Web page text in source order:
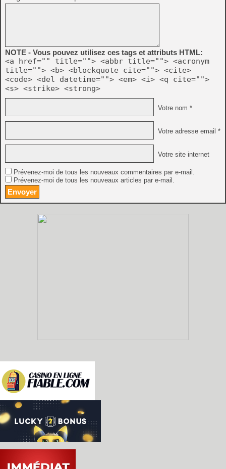
NOTE - Vous pouvez utilisez ces tags et attributs HTML:
<a href="" title=""> <abbr title=""> <acronym
title=""> <b> <blockquote cite=""> <cite>
<code> <del datetime=""> <em> <i> <q cite="">
<s> <strike> <strong>
Votre nom *
Votre adresse email *
Votre site internet
Prévenez-moi de tous les nouveaux commentaires par e-mail.
Prévenez-moi de tous les nouveaux articles par e-mail.